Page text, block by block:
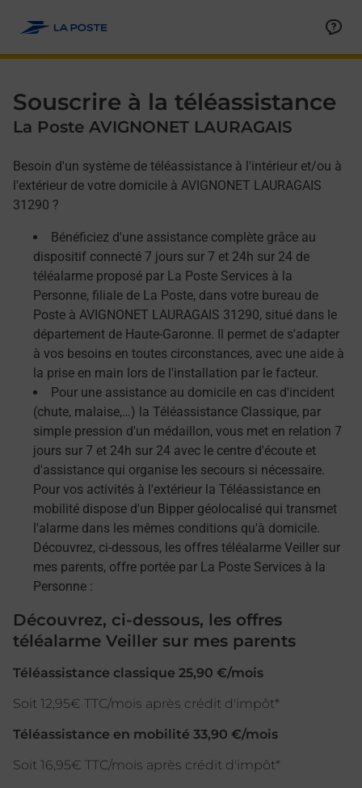
Souscrire à la téléassistance
La Poste AVIGNONET LAURAGAIS
Besoin d'un système de téléassistance à l'intérieur et/ou à
l'extérieur de votre domicile à AVIGNONET LAURAGAIS
31290 ?
Bénéficiez d'une assistance complète grâce au
dispositif connecté 7 jours sur 7 et 24h sur 24 de
téléalarme proposé par La Poste Services à la
Personne, filiale de La Poste, dans votre bureau de
Poste à AVIGNONET LAURAGAIS 31290, situé dans le
département de Haute-Garonne. Il permet de s'adapter
à vos besoins en toutes circonstances, avec une aide à
la prise en main lors de l'installation par le facteur.
Pour une assistance au domicile en cas d'incident
(chute, malaise,…) la Téléassistance Classique, par
simple pression d'un médaillon, vous met en relation 7
jours sur 7 et 24h sur 24 avec le centre d'écoute et
d'assistance qui organise les secours si nécessaire.
Pour vos activités à l'extérieur la Téléassistance en
mobilité dispose d'un Bipper géolocalisé qui transmet
l'alarme dans les mêmes conditions qu'à domicile.
Découvrez, ci-dessous, les offres téléalarme Veiller sur
mes parents, offre portée par La Poste Services à la
Personne :
Découvrez, ci-dessous, les offres
téléalarme Veiller sur mes parents
Téléassistance classique 25,90 €/mois
Soit 12,95€ TTC/mois après crédit d'impôt*
Téléassistance en mobilité 33,90 €/mois
Soit 16,95€ TTC/mois après crédit d'impôt*